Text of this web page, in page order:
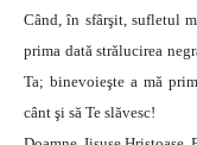
Când, în sfârşit, sufletul
prima dată strălucirea
Ta; binevoieşte a mă
cânt şi să Te slăvesc!